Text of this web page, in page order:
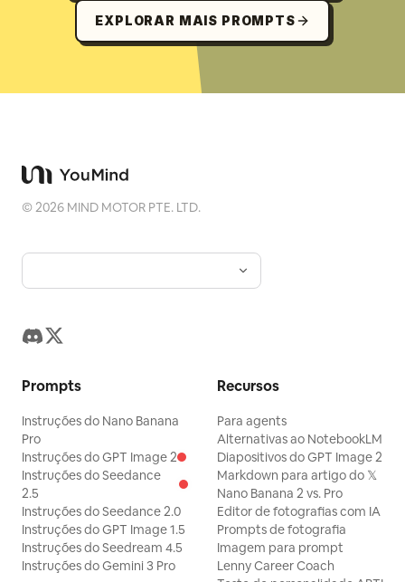
EXPLORAR MAIS PROMPTS
©2026 MIND MOTOR PTE. LTD.
Prompts
Instruções do Nano Banana
Pro
Instruções do GPT Image 2
Instruções do Seedance
2.5
Instruções do Seedance 2.0
Instruções do GPT Image 1.5
Instruções do Seedream 4.5
Instruções do Gemini 3 Pro
Recursos
Para agents
Alternativas ao NotebookLM
Diapositivos do GPT Image 2
Markdown para artigo do 𝕏
Nano Banana 2 vs. Pro
Editor de fotografias com IA
Prompts de fotografia
Imagem para prompt
Lenny Career Coach